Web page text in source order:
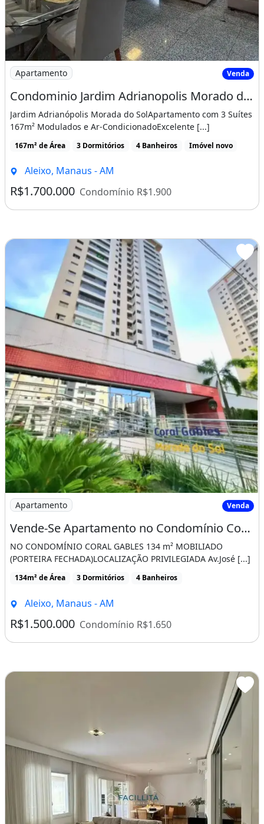
Imagem: Condominio Jardim Adrianopolis Morado do
Apartamento Venda
Condominio Jardim Adrianopolis Morado do Sol C/Suites
Jardim Adrianópolis Morada do SolApartamento com 3 Suítes
167m² Modulados e Ar-CondicionadoExcelente [...]
167m² de Área 3 Dormitórios 4 Banheiros Imóvel novo
Aleixo, Manaus - AM
R$1.700.000 Condomínio R$1.900
Imagem: Vende-Se Apartamento no Condomínio Coral
Apartamento Venda
Vende-Se Apartamento no Condomínio Coral Gables
NO CONDOMÍNIO CORAL GABLES 134 m² MOBILIADO
(PORTEIRA FECHADA)LOCALIZAÇÃO PRIVILEGIADA Av.José [...]
134m² de Área 3 Dormitórios 4 Banheiros
Aleixo, Manaus - AM
R$1.500.000 Condomínio R$1.650